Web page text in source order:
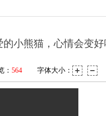
小熊猫，心情会变
： 564 字体大小：